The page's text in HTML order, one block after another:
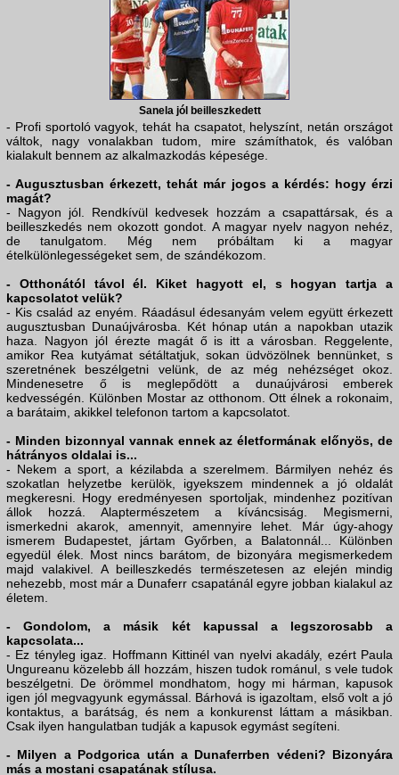
Sanela jól beilleszkedett
- Profi sportoló vagyok, tehát ha csapatot, helyszínt, netán országot
váltok, nagy vonalakban tudom, mire számíthatok, és valóban
kialakult bennem az alkalmazkodás képesége.
- Augusztusban érkezett, tehát már jogos a kérdés: hogy érzi
magát?
- Nagyon jól. Rendkívül kedvesek hozzám a csapattársak, és a
beilleszkedés nem okozott gondot. A magyar nyelv nagyon nehéz,
de tanulgatom. Még nem próbáltam ki a magyar
ételkülönlegességeket sem, de szándékozom.
- Otthonától távol él. Kiket hagyott el, s hogyan tartja a
kapcsolatot velük?
- Kis család az enyém. Ráadásul édesanyám velem együtt érkezett
augusztusban Dunaújvárosba. Két hónap után a napokban utazik
haza. Nagyon jól érezte magát ő is itt a városban. Reggelente,
amikor Rea kutyámat sétáltatjuk, sokan üdvözölnek bennünket, s
szeretnének beszélgetni velünk, de az még nehézséget okoz.
Mindenesetre ő is meglepődött a dunaújvárosi emberek
kedvességén. Különben Mostar az otthonom. Ott élnek a rokonaim,
a barátaim, akikkel telefonon tartom a kapcsolatot.
- Minden bizonnyal vannak ennek az életformának előnyös, de
hátrányos oldalai is...
- Nekem a sport, a kézilabda a szerelmem. Bármilyen nehéz és
szokatlan helyzetbe kerülök, igyekszem mindennek a jó oldalát
megkeresni. Hogy eredményesen sportoljak, mindenhez pozitívan
állok hozzá. Alaptermészetem a kíváncsiság. Megismerni,
ismerkedni akarok, amennyit, amennyire lehet. Már úgy-ahogy
ismerem Budapestet, jártam Győrben, a Balatonnál... Különben
egyedül élek. Most nincs barátom, de bizonyára megismerkedem
majd valakivel. A beilleszkedés természetesen az elején mindig
nehezebb, most már a Dunaferr csapatánál egyre jobban kialakul az
életem.
- Gondolom, a másik két kapussal a legszorosabb a
kapcsolata...
- Ez tényleg igaz. Hoffmann Kittinél van nyelvi akadály, ezért Paula
Ungureanu közelebb áll hozzám, hiszen tudok románul, s vele tudok
beszélgetni. De örömmel mondhatom, hogy mi hárman, kapusok
igen jól megvagyunk egymással. Bárhová is igazoltam, első volt a jó
kontaktus, a barátság, és nem a konkurenst láttam a másikban.
Csak ilyen hangulatban tudják a kapusok egymást segíteni.
- Milyen a Podgorica után a Dunaferrben védeni? Bizonyára
más a mostani csapatának stílusa.